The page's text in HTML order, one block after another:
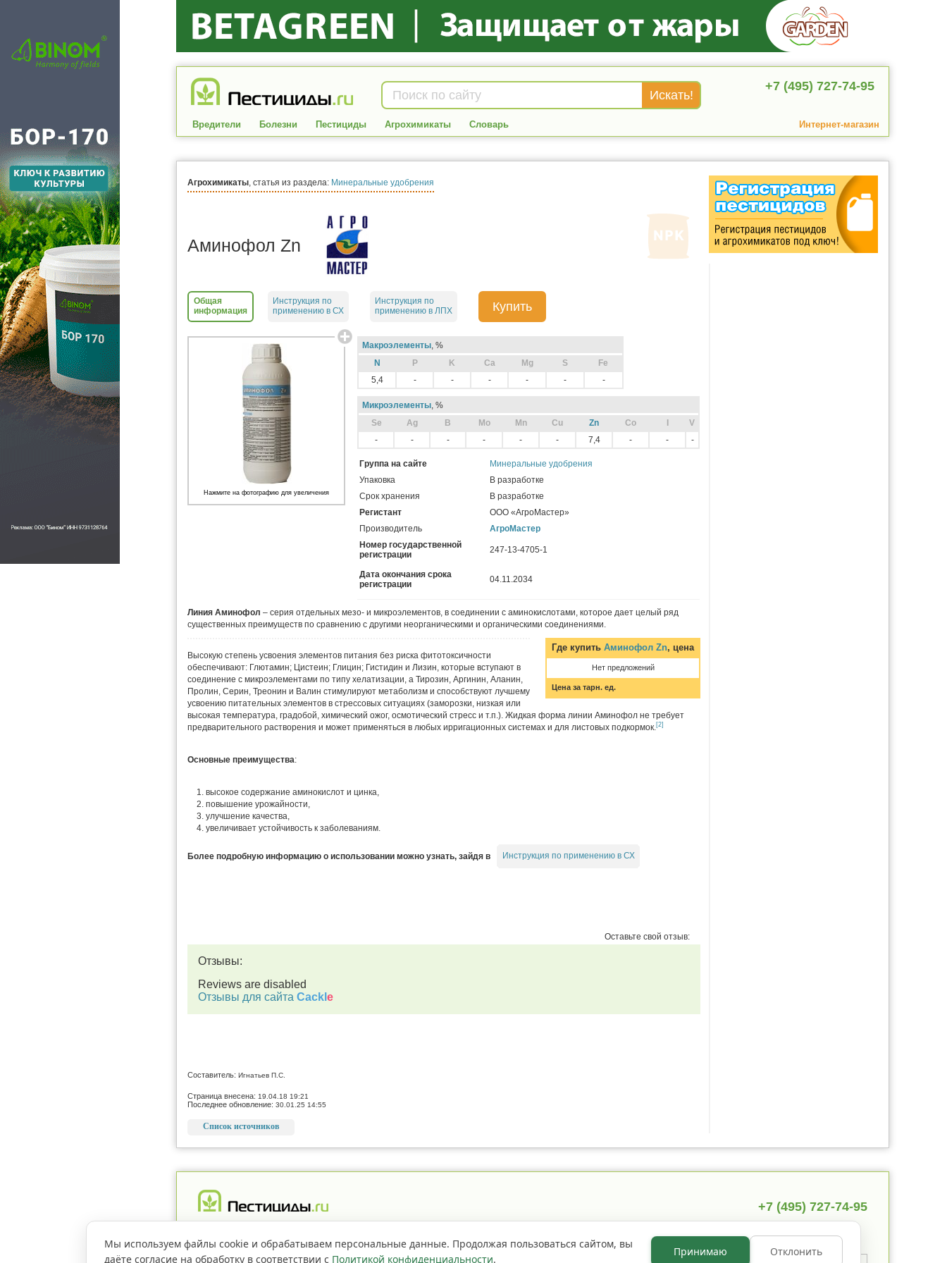
+7 (495) 727-74-95
Вредители Болезни Пестициды Агрохимикаты Словарь Интернет-магазин
Агрохимикаты, статья из раздела: Минеральные удобрения
Аминофол Zn
Общая
информация
Инструкция по
применению в СХ
Инструкция по
применению в ЛПХ
Купить
Макроэлементы, %
N
P K Ca Mg S
Fe
5,4
- - - - - -
Микроэлементы, %
Sе
Ag B Mo Mn Cu Zn Co
V
-
- - - - - 7,4 - - -
Группа на сайте
Минеральные удобрения
Упаковка
В разработке
Срок хранения
В разработке
Регистант
ООО «АгроМастер»
Производитель
АгроМастер
Номер государственной
регистрации
247-13-4705-1
Дата окончания срока
регистрации
04.11.2034
Нажмите на фотографию для увеличения
Линия Аминофол – серия отдельных мезо- и микроэлементов, в соединении с аминокислотами, которое дает целый ряд
существенных преимуществ по сравнению с другими неорганическими и органическими соединениями.
Где купить Аминофол Zn, цена
Нет предложений
Цена за тарн. ед.
Высокую степень усвоения элементов питания без риска фитотоксичности
обеспечивают: Глютамин; Цистеин; Глицин; Гистидин и Лизин, которые вступают в
соединение с микроэлементами по типу хелатизации, а Тирозин, Аргинин, Аланин,
Пролин, Серин, Треонин и Валин стимулируют метаболизм и способствуют лучшему
усвоению питательных элементов в стрессовых ситуациях (заморозки, низкая или
высокая температура, градобой, химический ожог, осмотический стресс и т.п.). Жидкая форма линии Аминофол не требует
предварительного растворения и может применяться в любых ирригационных системах и для листовых подкормок.[2]
Основные преимущества:
высокое содержание аминокислот и цинка,
повышение урожайности,
улучшение качества,
увеличивает устойчивость к заболеваниям.
Более подробную информацию о использовании можно узнать, зайдя в Инструкция по применению в СХ
Оставьте свой отзыв:
Отзывы:
Reviews are disabled
Отзывы для сайта Cackl e
Составитель: Игнатьев П.С.
Страница внесена: 19.04.18 19:21
Последнее обновление: 30.01.25 14:55
Список источников
+7 (495) 727-74-95
Если не указано иное, содержимое
Мы используем файлы cookie и обрабатываем персональные данные. Продолжая пользоваться сайтом, вы
даёте согласие на обработку в соответствии с Политикой конфиденциальности.
Принимаю Отклонить